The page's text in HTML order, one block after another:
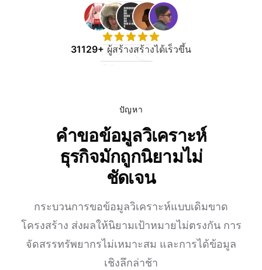
31129+ ผู้สร้างสร้างได้เร็วขึ้น
ปัญหา
คำขอข้อมูลวิเคราะห์
ธุรกิจมักถูกนิยามไม่
ชัดเจน
กระบวนการขอข้อมูลวิเคราะห์แบบเดิมขาด
โครงสร้าง ส่งผลให้นิยามเป้าหมายไม่ตรงกัน การ
จัดสรรทรัพยากรไม่เหมาะสม และการได้ข้อมูล
เชิงลึกล่าช้า